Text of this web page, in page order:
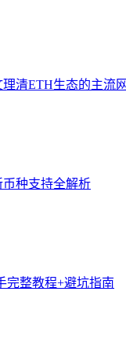
清ETH生态的主流
币种支持全解析
完整教程+避坑指南